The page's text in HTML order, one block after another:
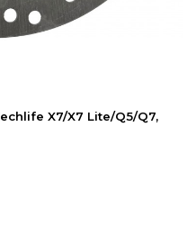
X7/X7 Lite/Q5/Q7,